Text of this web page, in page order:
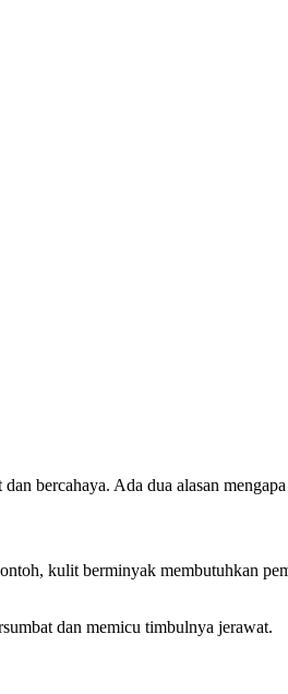
bercahaya. Ada dua alasan mengapa
kulit berminyak membutuhkan
dan memicu timbulnya jerawat.